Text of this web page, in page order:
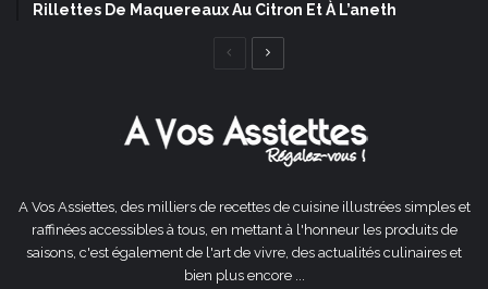
Rillettes De Maquereaux Au Citron Et À L’aneth
Page
A Vos Assiettes, des milliers de recettes de cuisine illustrées simples et
raffinées accessibles à tous, en mettant à l'honneur les produits de
saisons, c'est également de l'art de vivre, des actualités culinaires et
bien plus encore ...